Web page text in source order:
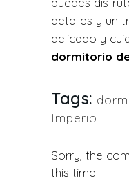
detalles y un
delicado y
dormitorio
Tags:
Imperio
Sorry, the
this time.